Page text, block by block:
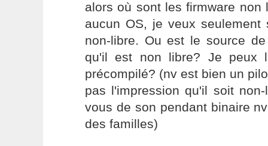
alors où sont les firmware non
aucun OS, je veux
non-libre. Ou est le source
qu'il est non libre? Je peux
précompilé? (nv est bien un
pas l'impression qu'il soit
vous de son pendant binaire
des familles)